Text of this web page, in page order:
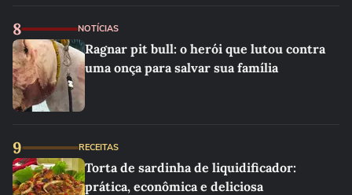
8 NOTÍCIAS
Ragnar pit bull: o herói que lutou contra
uma onça para salvar sua família
9 RECEITAS
Torta de sardinha de liquidificador:
prática, econômica e deliciosa